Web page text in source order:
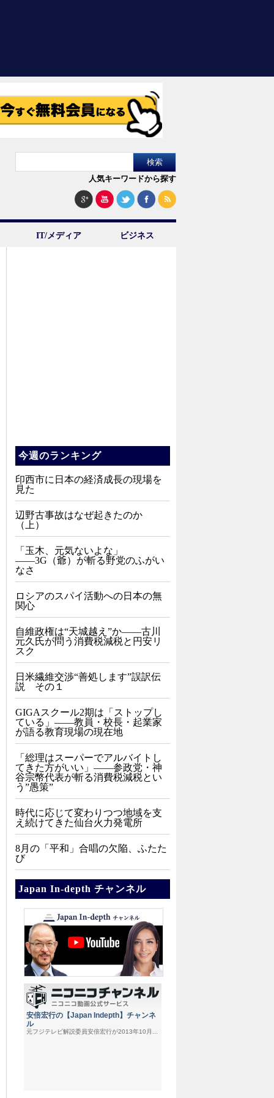
人気キーワードから探す
IT/メディア ビジネス
今週のランキング
印西市に日本の経済成長の現場を
見た
辺野古事故はなぜ起きたのか
（上）
「玉木、元気ないよな」
――3G（爺）が斬る野党のふがい
なさ
ロシアのスパイ活動への日本の無
関心
自維政権は“天城越え”か――古川
元久氏が問う消費税減税と円安リ
スク
日米繊維交渉“善処します”誤訳伝
説 その１
GIGAスクール2期は「ストップし
ている」——教員・校長・起業家
が語る教育現場の現在地
「総理はスーパーでアルバイトし
てきた方がいい」――参政党・神
谷宗幣代表が斬る消費税減税とい
う”愚策”
時代に応じて変わりつつ地域を支
え続けてきた仙台火力発電所
8月の「平和」合唱の欠陥、ふたた
び
Japan In-depth チャンネル